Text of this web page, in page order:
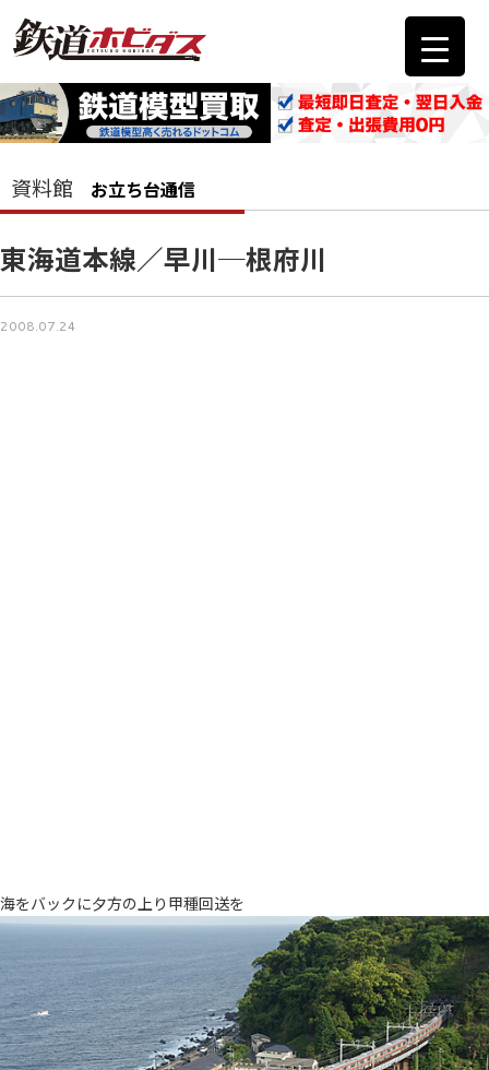
資料館 お立ち台通信
東海道本線／早川─根府川
2008.07.24
海をバックに夕方の上り甲種回送を